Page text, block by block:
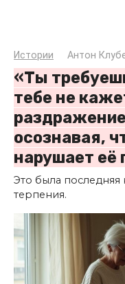
Истории Антон
«Ты
тебе не
осознавая,
нарушает её
Это была
терпения.